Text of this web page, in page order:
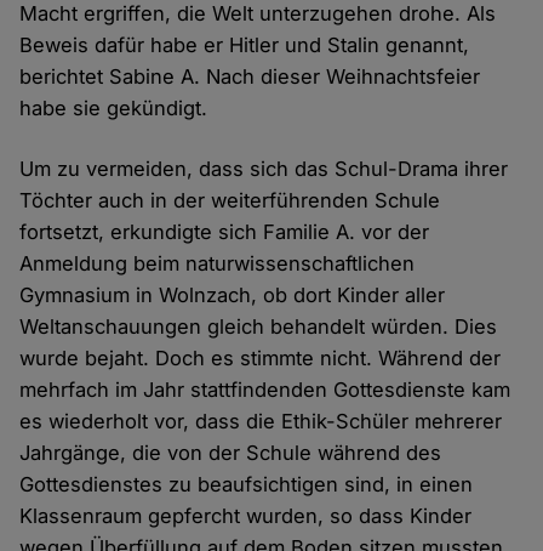
Macht ergriffen, die Welt unterzugehen drohe. Als
Beweis dafür habe er Hitler und Stalin genannt,
berichtet Sabine A. Nach dieser Weihnachtsfeier
habe sie gekündigt.
Um zu vermeiden, dass sich das Schul-Drama ihrer
Töchter auch in der weiterführenden Schule
fortsetzt, erkundigte sich Familie A. vor der
Anmeldung beim naturwissenschaftlichen
Gymnasium in Wolnzach, ob dort Kinder aller
Weltanschauungen gleich behandelt würden. Dies
wurde bejaht. Doch es stimmte nicht. Während der
mehrfach im Jahr stattfindenden Gottesdienste kam
es wiederholt vor, dass die Ethik-Schüler mehrerer
Jahrgänge, die von der Schule während des
Gottesdienstes zu beaufsichtigen sind, in einen
Klassenraum gepfercht wurden, so dass Kinder